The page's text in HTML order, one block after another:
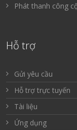
Phát thanh công
Hỗ trợ
Gửi yêu cầu
Hỗ trợ trực tuyến
Tài liệu
Ứng dụng